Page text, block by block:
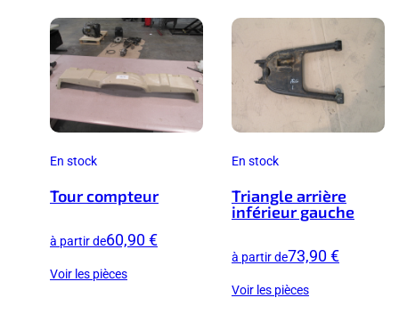
En stock
Tour compteur
à partir de60,90 €
Voir les pièces
En stock
Triangle arrière
inférieur gauche
à partir de73,90 €
Voir les pièces